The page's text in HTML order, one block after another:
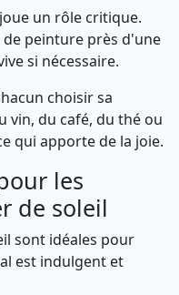
un rôle critique.
peinture près d'une
si nécessaire.
choisir sa
vin, du café, du thé ou
qui apporte de la joie.
les
de soleil
sont idéales pour
est indulgent et